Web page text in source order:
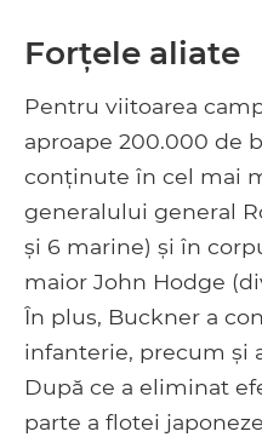
Forțele aliate
Pentru viitoarea
aproape 200.000 de
conținute în cel mai
generalului general
și 6 marine) și în
maior John Hodge
În plus, Buckner a
infanterie, precum și
După ce a eliminat
parte a flotei